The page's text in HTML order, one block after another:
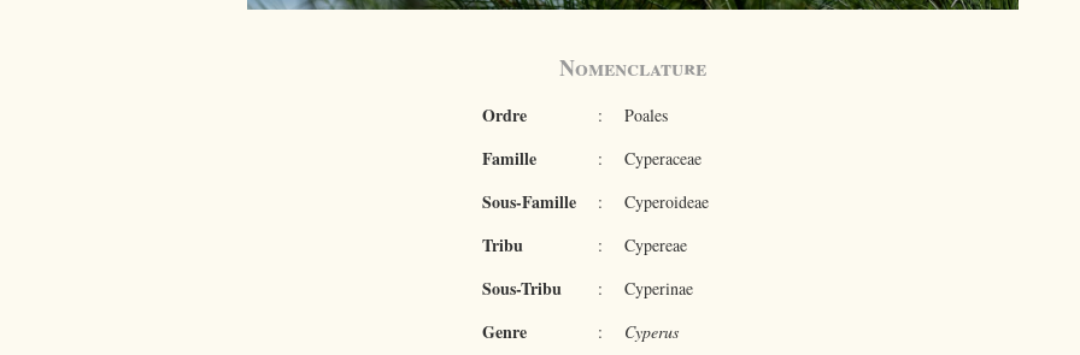
Nomenclature
Ordre : Poales
Famille : Cyperaceae
Sous-Famille : Cyperoideae
Tribu : Cypereae
Sous-Tribu : Cyperinae
Genre : Cyperus